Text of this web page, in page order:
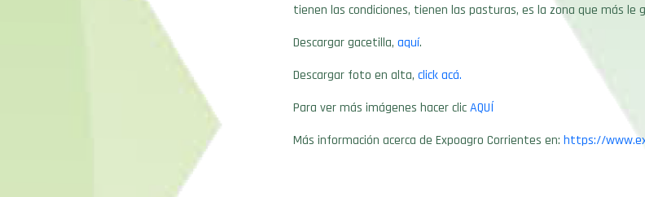
tienen las condiciones, tienen las pasturas, es la zona que más le
Descargar gacetilla, aquí.
Descargar foto en alta, click acá.
Para ver más imágenes hacer clicAQUÍ
Más información acerca de Expoagro Corrientes en: https://